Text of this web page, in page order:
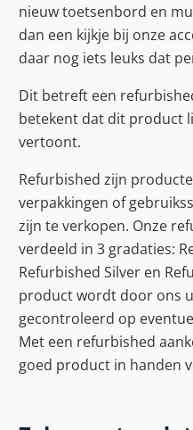
nieuw toetsenbord en
dan een kijkje bij onze
daar nog iets leuks dat
Dit betreft een
betekent dat dit product
vertoont.
Refurbished zijn
verpakkingen of
zijn te verkopen. Onze
verdeeld in 3 gradaties:
Refurbished Silver en
product wordt door ons
gecontroleerd op
Met een refurbished
goed product in handen